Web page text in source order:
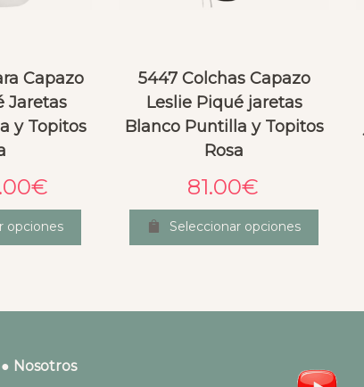
Capazo
Jaretas
y Topitos
€
opciones
5447 Colchas Capazo
Leslie Piqué jaretas
Blanco Puntilla y Topitos
Rosa
81.00€
Seleccionar opciones
● Nosotros